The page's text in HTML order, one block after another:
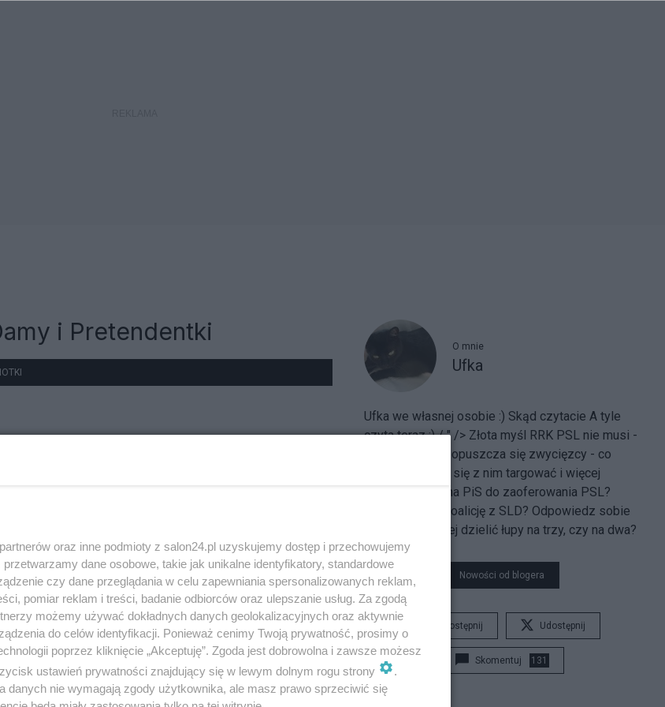
i Pretendentki
O mnie
Ufka
Ufka we własnej osobie :) Skąd czytacie A tyle
czyta teraz :)/" /> Złota myśl RRK PSL nie musi -
PSL CHCE! Nie opuszcza się zwycięzcy - co
najwyżej można się z nim targować i więcej
uzyskać. A co ma PiS do zaoferowania PSL?
Swoją nędzną koalicję z SLD? Odpowiedz sobie
sama - czy lepiej dzielić łupy na trzy, czy na dwa?
Nowości od blogera
Udostępnij Udostępnij
Skomentuj 131
oraz inne podmioty z salon24.pl uzyskujemy dostęp i przechowujemy
dane osobowe, takie jak unikalne identyfikatory, standardowe
czy dane przeglądania w celu zapewniania spersonalizowanych reklam,
pomiar reklam i treści, badanie odbiorców oraz ulepszanie usług. Za zgodą
możemy używać dokładnych danych geolokalizacyjnych oraz aktywnie
do celów identyfikacji. Ponieważ cenimy Twoją prywatność, prosimy o
poprzez kliknięcie „Akceptuję”. Zgoda jest dobrowolna i zawsze możesz
ustawień prywatności znajdujący się w lewym dolnym rogu strony
.
danych nie wymagają zgody użytkownika, ale masz prawo sprzeciwić się